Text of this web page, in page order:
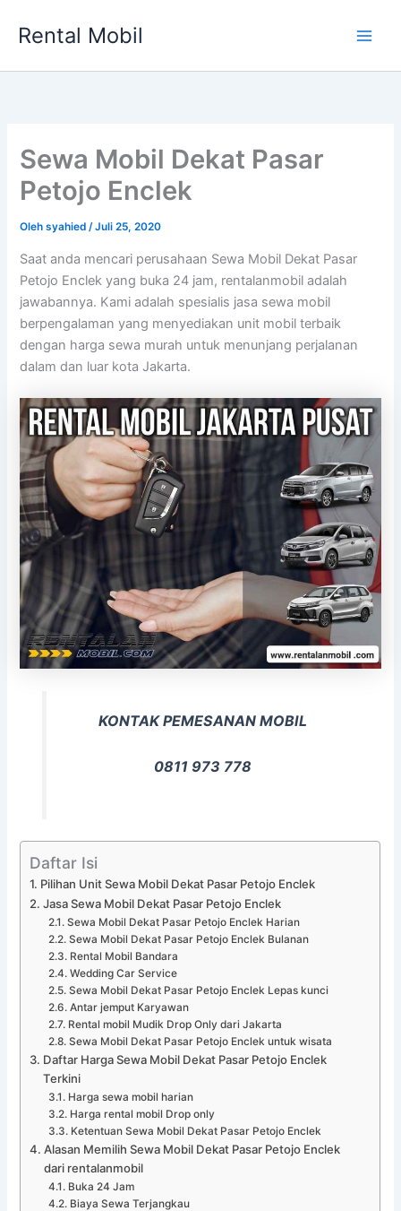
Rental Mobil
Sewa Mobil Dekat Pasar
Petojo Enclek
Olehsyahied/Juli 25, 2020
Saat anda mencari perusahaan Sewa Mobil Dekat Pasar
Petojo Enclek yang buka 24 jam, rentalanmobil adalah
jawabannya. Kami adalah spesialis jasa sewa mobil
berpengalaman yang menyediakan unit mobil terbaik
dengan harga sewa murah untuk menunjang perjalanan
dalam dan luar kota Jakarta.
KONTAK PEMESANAN MOBIL
0811 973 778
Daftar Isi
Pilihan Unit Sewa Mobil Dekat Pasar Petojo Enclek
Jasa Sewa Mobil Dekat Pasar Petojo Enclek
Sewa Mobil Dekat Pasar Petojo Enclek Harian
Sewa Mobil Dekat Pasar Petojo Enclek Bulanan
Rental Mobil Bandara
Wedding Car Service
Sewa Mobil Dekat Pasar Petojo Enclek Lepas kunci
Antar jemput Karyawan
Rental mobil Mudik Drop Only dari Jakarta
Sewa Mobil Dekat Pasar Petojo Enclek untuk wisata
Daftar Harga Sewa Mobil Dekat Pasar Petojo Enclek
Terkini
Harga sewa mobil harian
Harga rental mobil Drop only
Ketentuan Sewa Mobil Dekat Pasar Petojo Enclek
Alasan Memilih Sewa Mobil Dekat Pasar Petojo Enclek
dari rentalanmobil
Buka 24 Jam
Biaya Sewa Terjangkau